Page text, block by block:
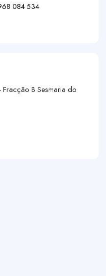
084 534
B Sesmaria do